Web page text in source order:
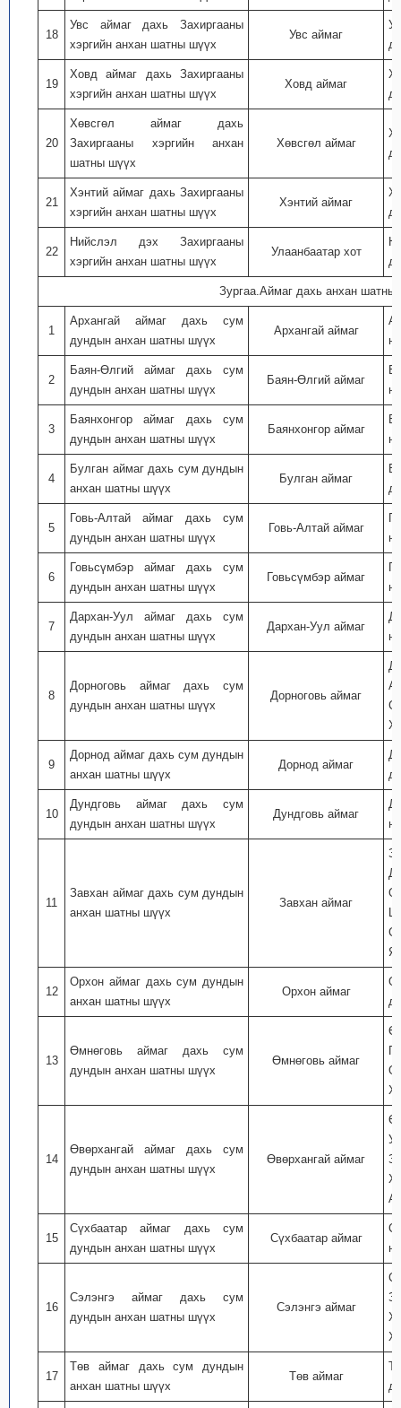
18
Увс аймаг дахь Захиргааны
хэргийн анхан шатны шүүх
Увс аймаг
19
Ховд аймаг дахь Захиргааны
хэргийн анхан шатны шүүх
Ховд аймаг
20
Хөвсгөл аймаг дахь
Захиргааны хэргийн анхан
шатны шүүх
Хөвсгөл аймаг
21
Хэнтий аймаг дахь Захиргааны
хэргийн анхан шатны шүүх
Хэнтий аймаг
22
Нийслэл дэх Захиргааны
хэргийн анхан шатны шүүх
Улаанбаатар хот
Зургаа.Аймаг дахь анхан шатны
1
Архангай аймаг дахь сум
дундын анхан шатны шүүх
Архангай аймаг
2
Баян-Өлгий аймаг дахь сум
дундын анхан шатны шүүх
Баян-Өлгий аймаг
3
Баянхонгор аймаг дахь сум
дундын анхан шатны шүүх
Баянхонгор аймаг
4
Булган аймаг дахь сум дундын
анхан шатны шүүх
Булган аймаг
5
Говь-Алтай аймаг дахь сум
дундын анхан шатны шүүх
Говь-Алтай аймаг
6
Говьсүмбэр аймаг дахь сум
дундын анхан шатны шүүх
Говьсүмбэр аймаг
7
Дархан-Уул аймаг дахь сум
дундын анхан шатны шүүх
Дархан-Уул аймаг
8
Дорноговь аймаг дахь сум
дундын анхан шатны шүүх
Дорноговь аймаг
9
Дорнод аймаг дахь сум дундын
анхан шатны шүүх
Дорнод аймаг
10
Дундговь аймаг дахь сум
дундын анхан шатны шүүх
Дундговь аймаг
11
Завхан аймаг дахь сум дундын
анхан шатны шүүх
Завхан аймаг
12
Орхон аймаг дахь сум дундын
анхан шатны шүүх
Орхон аймаг
13
Өмнөговь аймаг дахь сум
дундын анхан шатны шүүх
Өмнөговь аймаг
14
Өвөрхангай аймаг дахь сум
дундын анхан шатны шүүх
Өвөрхангай аймаг
15
Сүхбаатар аймаг дахь сум
дундын анхан шатны шүүх
Сүхбаатар аймаг
16
Сэлэнгэ аймаг дахь сум
дундын анхан шатны шүүх
Сэлэнгэ аймаг
17
Төв аймаг дахь сум дундын
анхан шатны шүүх
Төв аймаг